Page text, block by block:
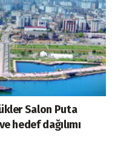
Salon Puta
hedef dağılımı